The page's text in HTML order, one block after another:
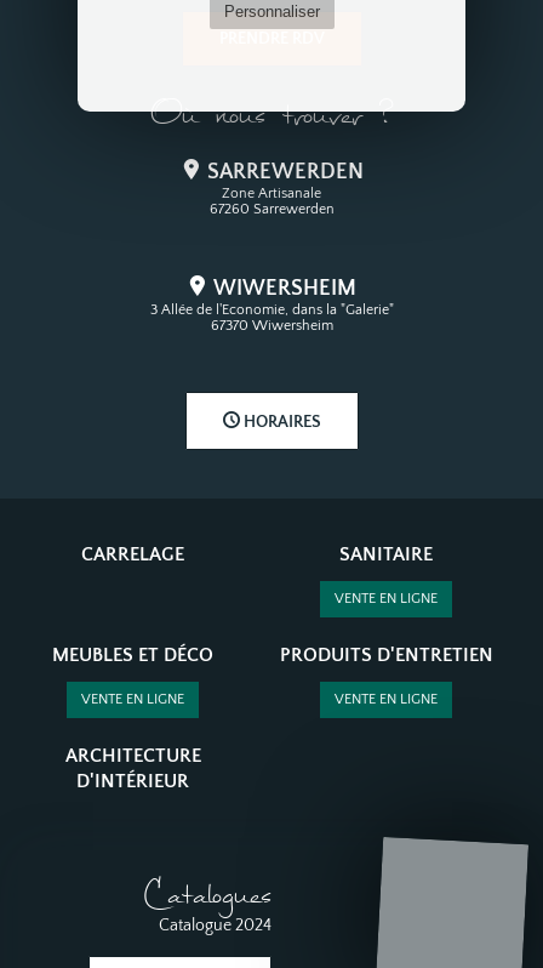
Personnaliser
Où nous trouver ?
SARREWERDEN
Zone Artisanale
67260 Sarrewerden
WIWERSHEIM
3 Allée de l'Economie, dans la "Galerie"
67370 Wiwersheim
HORAIRES
CARRELAGE SANITAIRE
VENTE EN LIGNE
MEUBLES ET DÉCO
VENTE EN LIGNE
PRODUITS D'ENTRETIEN
VENTE EN LIGNE
ARCHITECTURE
D'INTÉRIEUR
Catalogues
Catalogue 2024